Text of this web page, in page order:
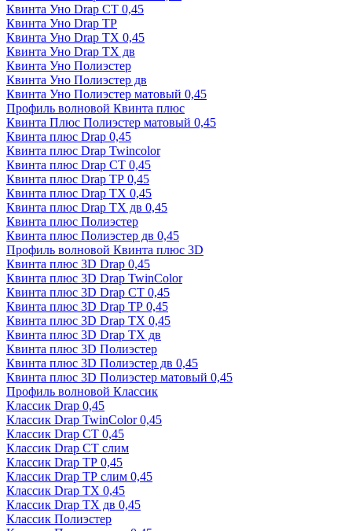
Квинта Уно Drap СТ 0,45
Квинта Уно Drap ТР
Квинта Уно Drap ТХ 0,45
Квинта Уно Drap ТХ дв
Квинта Уно Полиэстер
Квинта Уно Полиэстер дв
Квинта Уно Полиэстер матовый 0,45
Профиль волновой Квинта плюс
Квинта Плюс Полиэстер матовый 0,45
Квинта плюс Drap 0,45
Квинта плюс Drap Twincolor
Квинта плюс Drap СТ 0,45
Квинта плюс Drap ТР 0,45
Квинта плюс Drap ТХ 0,45
Квинта плюс Drap ТХ дв 0,45
Квинта плюс Полиэстер
Квинта плюс Полиэстер дв 0,45
Профиль волновой Квинта плюс 3D
Квинта плюс 3D Drap 0,45
Квинта плюс 3D Drap TwinColor
Квинта плюс 3D Drap СТ 0,45
Квинта плюс 3D Drap ТР 0,45
Квинта плюс 3D Drap ТХ 0,45
Квинта плюс 3D Drap ТХ дв
Квинта плюс 3D Полиэстер
Квинта плюс 3D Полиэстер дв 0,45
Квинта плюс 3D Полиэстер матовый 0,45
Профиль волновой Классик
Классик Drap 0,45
Классик Drap TwinColor 0,45
Классик Drap СТ 0,45
Классик Drap СТ слим
Классик Drap ТР 0,45
Классик Drap ТР слим 0,45
Классик Drap ТХ 0,45
Классик Drap ТХ дв 0,45
Классик Полиэстер